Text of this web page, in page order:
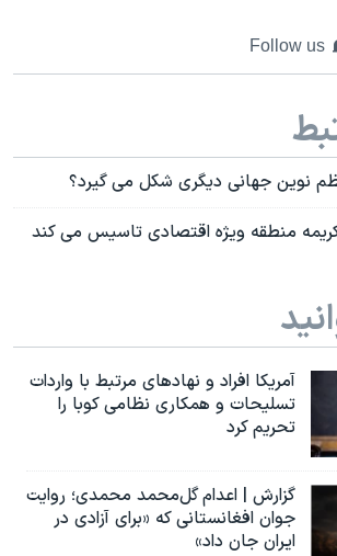
Follow us
نوین جهانی دیگری شکل می گیرد؟
منطقه ویژه اقتصادی تاسیس می کند
آمریکا افراد و نهادهای مرتبط با واردات
تسلیحات و همکاری نظامی کوبا را
تحریم کرد
گزارش | اعدام گل‌محمد محمدی؛ روایت
جوان افغانستانی که «برای آزادی در
ایران جان داد»